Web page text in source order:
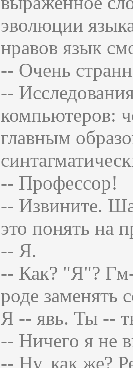
эволюции
нравов язык
-- Очень
--
компьютеров:
главным
-- Профессор!
-- Извините.
это понять на
-- Я.
-- Как? "Я"?
роде заменять
Я -- явь. Ты --
-- Ничего я не
-- Ну, как же?